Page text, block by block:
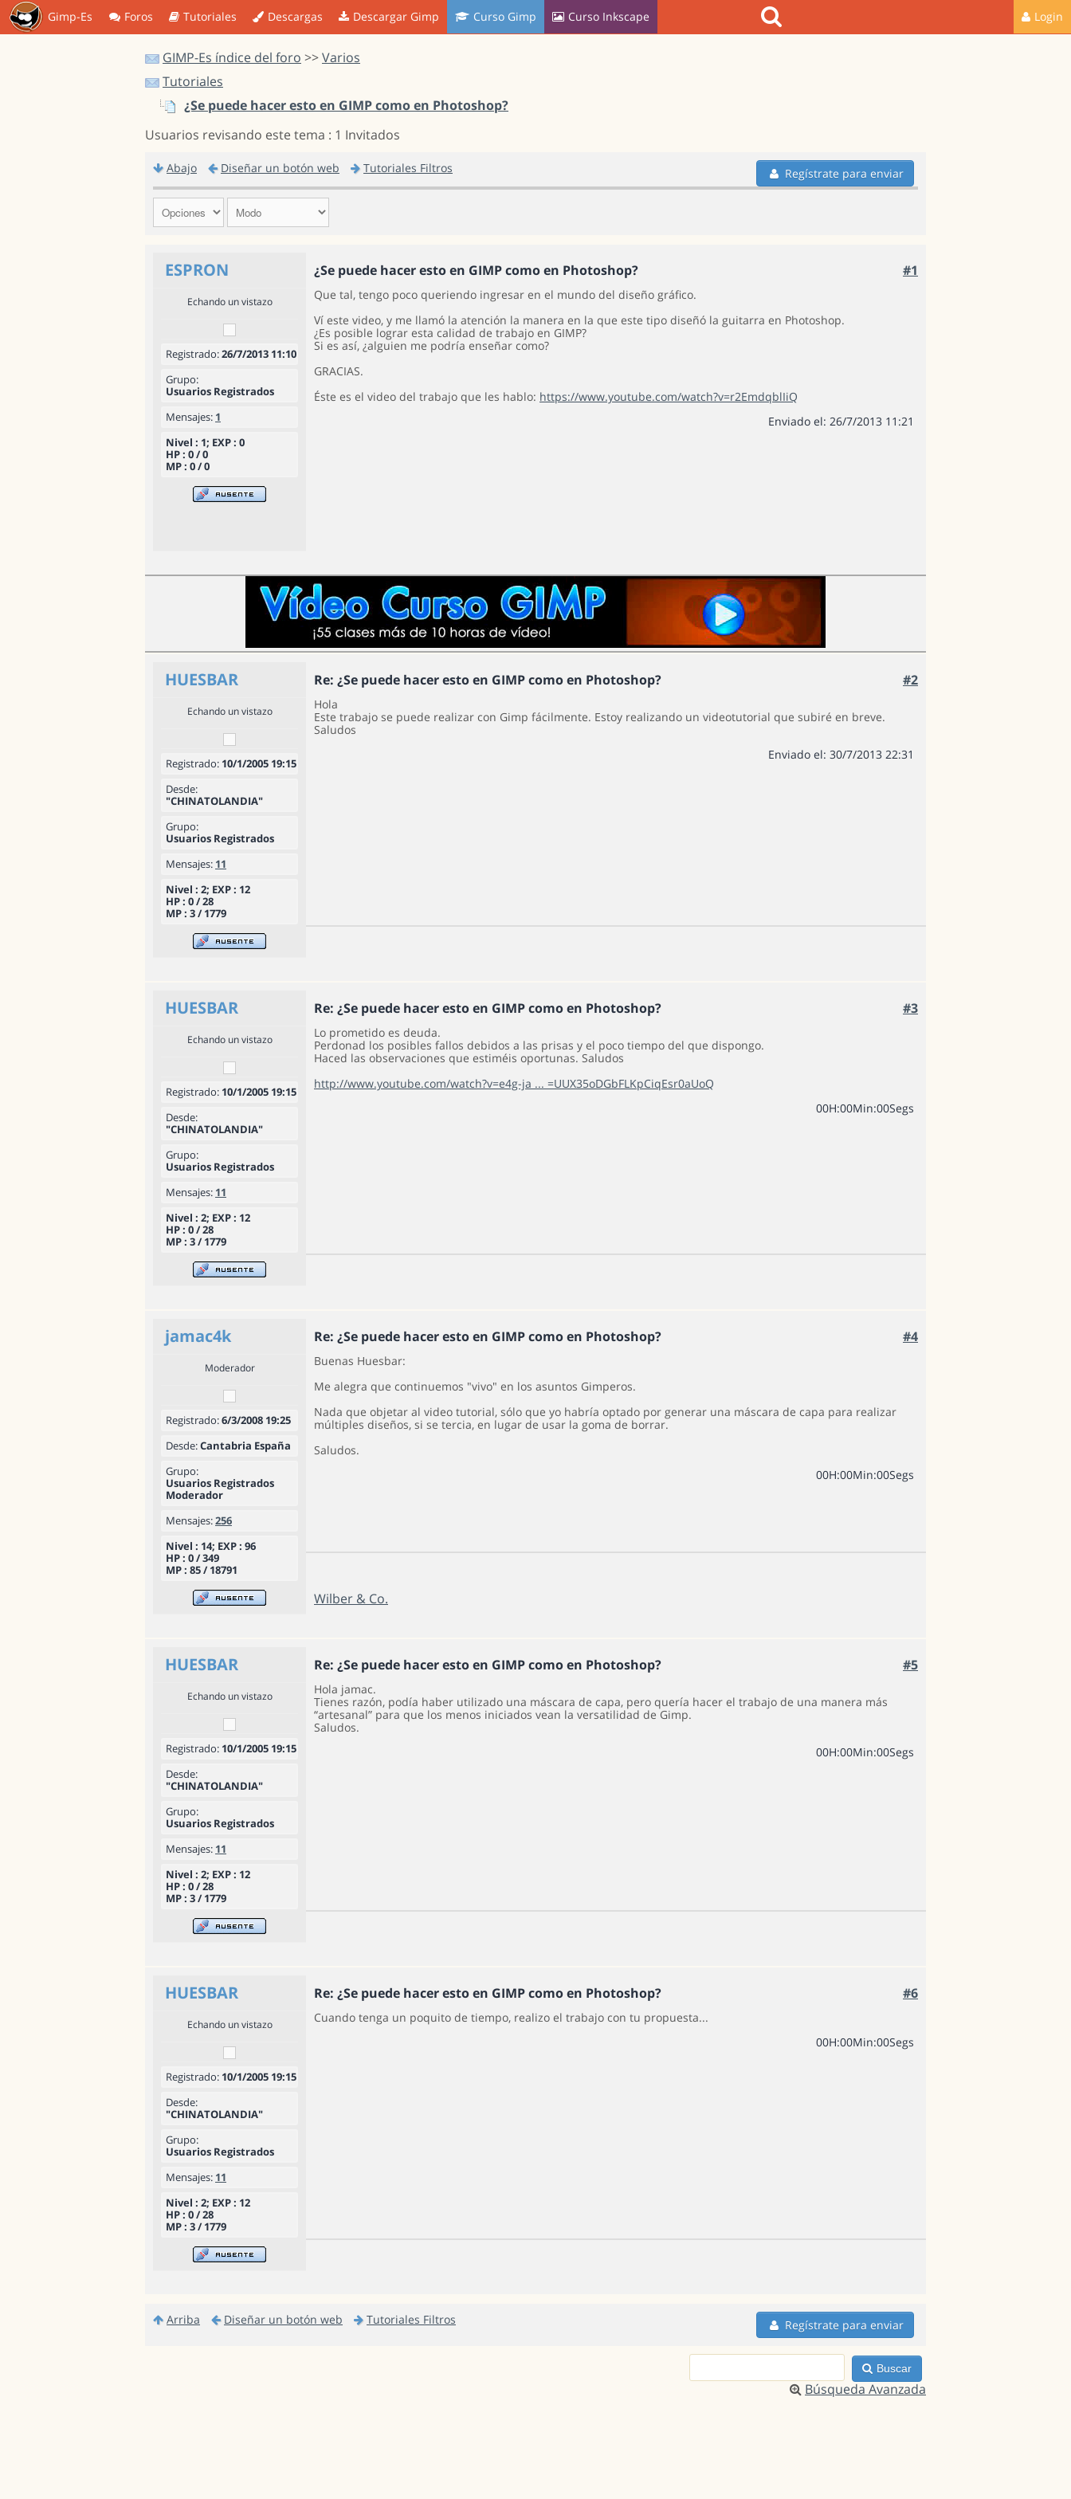
Gimp-Es Foros Tutoriales Descargas Descargar Gimp Curso Gimp Curso Inkscape Login
GIMP-Es índice del foro >>Varios
Tutoriales
¿Se puede hacer esto en GIMP como en Photoshop?
Usuarios revisando este tema : 1 Invitados
Abajo Diseñar un botón web Tutoriales Filtros Regístrate para enviar
ESPRON ¿Se puede hacer esto en GIMP como en Photoshop? #1
Echando un vistazo
Registrado:26/7/2013 11:10
Grupo:
Usuarios Registrados
Mensajes: 1
Nivel : 1; EXP : 0
HP : 0 / 0
MP : 0 / 0
Que tal, tengo poco queriendo ingresar en el mundo del diseño gráfico.
Ví este video, y me llamó la atención la manera en la que este tipo diseñó la guitarra en Photoshop.
¿Es posible lograr esta calidad de trabajo en GIMP?
Si es así, ¿alguien me podría enseñar como?
GRACIAS.
Éste es el video del trabajo que les hablo: https://www.youtube.com/watch?v=r2EmdqblIiQ
Enviado el: 26/7/2013 11:21
HUESBAR Re: ¿Se puede hacer esto en GIMP como en Photoshop? #2
Echando un vistazo
Registrado: 10/1/2005 19:15
Desde:
"CHINATOLANDIA"
Grupo:
Usuarios Registrados
Mensajes: 11
Nivel : 2; EXP : 12
HP : 0 / 28
MP : 3 / 1779
Hola
Este trabajo se puede realizar con Gimp fácilmente. Estoy realizando un videotutorial que subiré en breve.
Saludos
Enviado el: 30/7/2013 22:31
HUESBAR Re: ¿Se puede hacer esto en GIMP como en Photoshop? #3
Echando un vistazo
Registrado: 10/1/2005 19:15
Desde:
"CHINATOLANDIA"
Grupo:
Usuarios Registrados
Mensajes: 11
Nivel : 2; EXP : 12
HP : 0 / 28
MP : 3 / 1779
Lo prometido es deuda.
Perdonad los posibles fallos debidos a las prisas y el poco tiempo del que dispongo.
Haced las observaciones que estiméis oportunas. Saludos
http://www.youtube.com/watch?v=e4g-ja ... =UUX35oDGbFLKpCiqEsr0aUoQ
00H:00Min:00Segs
jamac4k Re: ¿Se puede hacer esto en GIMP como en Photoshop? #4
Moderador
Registrado:6/3/2008 19:25
Desde:Cantabria España
Grupo:
Usuarios Registrados
Moderador
Mensajes:256
Nivel : 14; EXP : 96
HP : 0 / 349
MP : 85 / 18791
Buenas Huesbar:
Me alegra que continuemos "vivo" en los asuntos Gimperos.
Nada que objetar al video tutorial, sólo que yo habría optado por generar una máscara de capa para realizar
múltiples diseños, si se tercia, en lugar de usar la goma de borrar.
Saludos.
00H:00Min:00Segs
Wilber & Co.
HUESBAR Re: ¿Se puede hacer esto en GIMP como en Photoshop? #5
Echando un vistazo
Registrado: 10/1/2005 19:15
Desde:
"CHINATOLANDIA"
Grupo:
Usuarios Registrados
Mensajes: 11
Nivel : 2; EXP : 12
HP : 0 / 28
MP : 3 / 1779
Hola jamac.
Tienes razón, podía haber utilizado una máscara de capa, pero quería hacer el trabajo de una manera más
“artesanal” para que los menos iniciados vean la versatilidad de Gimp.
Saludos.
00H:00Min:00Segs
HUESBAR Re: ¿Se puede hacer esto en GIMP como en Photoshop? #6
Echando un vistazo
Registrado: 10/1/2005 19:15
Desde:
"CHINATOLANDIA"
Grupo:
Usuarios Registrados
Mensajes: 11
Nivel : 2; EXP : 12
HP : 0 / 28
MP : 3 / 1779
Cuando tenga un poquito de tiempo, realizo el trabajo con tu propuesta...
00H:00Min:00Segs
Arriba Diseñar un botón web Tutoriales Filtros Regístrate para enviar
Buscar
Búsqueda Avanzada